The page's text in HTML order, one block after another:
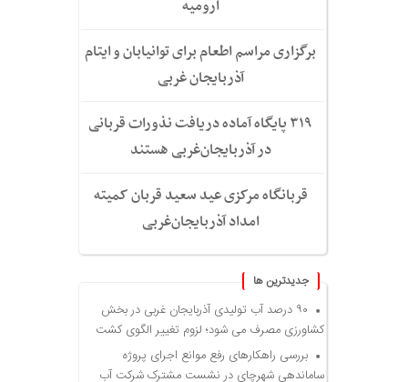
ارومیه
برگزاری مراسم اطعام برای توانیابان و ایتام
آذربایجان غربی
۳۱۹ پایگاه آماده دریافت نذورات قربانی
در آذربایجان‌غربی هستند
قربانگاه مرکزی عید سعید قربان کمیته
امداد آذربایجان‌غربی
جديدترين ها
۹۰ درصد آب تولیدی آذربایجان غربی در بخش
کشاورزی مصرف می شود؛ لزوم تغییر الگوی کشت
بررسی راهکارهای رفع موانع اجرای پروژه
ساماندهی شهرچای در نشست مشترک شرکت آب